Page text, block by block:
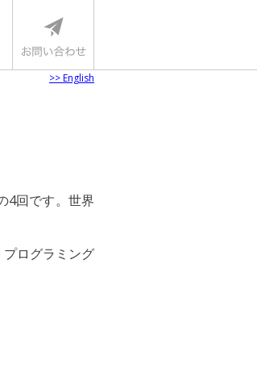
>> English
4回です。世界
ログラミング